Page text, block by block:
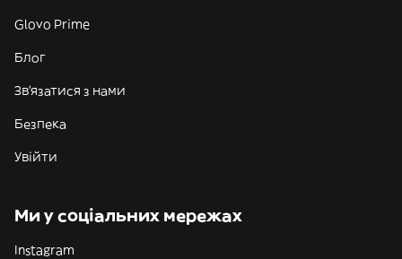
Glovo Prime
Блог
Зв'язатися з нами
Безпека
Увійти
Ми у соціальних мережах
Instagram